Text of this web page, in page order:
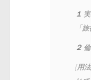
１
「
２
[用